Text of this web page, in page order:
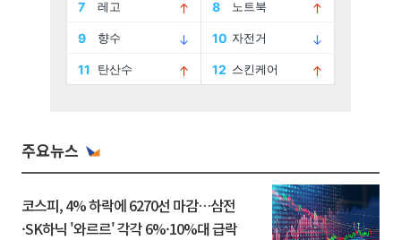
주요뉴스
코스피, 4% 하락에 6270선 마감…삼전
·SK하닉 '와르르' 각각 6%·10%대 급락